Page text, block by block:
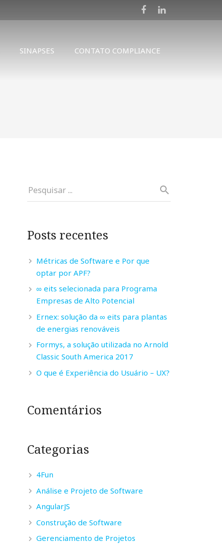
SINAPSES CONTATO COMPLIANCE
Posts recentes
Métricas de Software e Por que
optar por APF?
∞ eits selecionada para Programa
Empresas de Alto Potencial
Ernex: solução da ∞ eits para plantas
de energias renováveis
Formys, a solução utilizada no Arnold
Classic South America 2017
O que é Experiência do Usuário – UX?
Comentários
Categorias
4Fun
Análise e Projeto de Software
AngularJS
Construção de Software
Gerenciamento de Projetos